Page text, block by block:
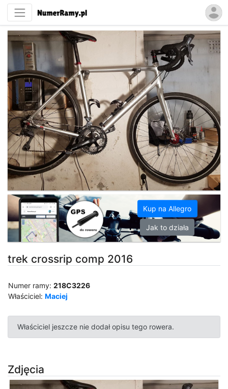
Kup na Allegro
Jak to działa
trek crossrip comp 2016
Numer ramy:218C3226
Właściciel:Maciej
Właściciel jeszcze nie dodał opisu tego rowera.
Zdjęcia